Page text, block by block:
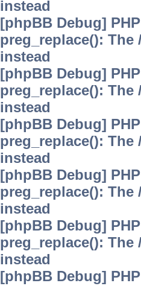
instead
[phpBB Debug]
preg_replace():
instead
[phpBB Debug]
preg_replace():
instead
[phpBB Debug]
preg_replace():
instead
[phpBB Debug]
preg_replace():
instead
[phpBB Debug]
preg_replace():
instead
[phpBB Debug]